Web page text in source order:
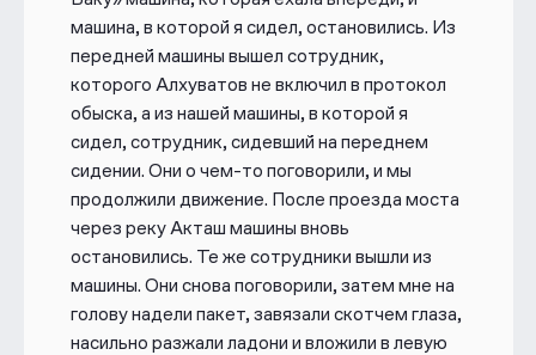
машина, в которой я сидел, остановились. Из
передней машины вышел сотрудник,
которого Алхуватов не включил в протокол
обыска, а из нашей машины, в которой я
сидел, сотрудник, сидевший на переднем
сидении. Они о чем-то поговорили, и мы
продолжили движение. После проезда моста
через реку Акташ машины вновь
остановились. Те же сотрудники вышли из
машины. Они снова поговорили, затем мне на
голову надели пакет, завязали скотчем глаза,
насильно разжали ладони и вложили в левую